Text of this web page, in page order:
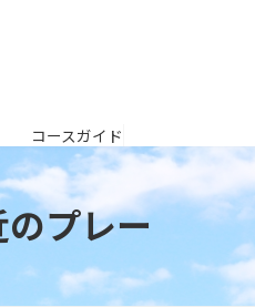
コースガイド
のプレー